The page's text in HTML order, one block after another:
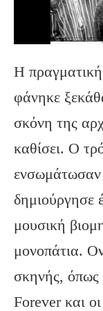
Η
φάνηκε
σκόνη της
καθίσει. Ο
ενσωμάτωσαν
δημιούργησε
μουσική
μονοπάτια.
σκηνής,
Forever και